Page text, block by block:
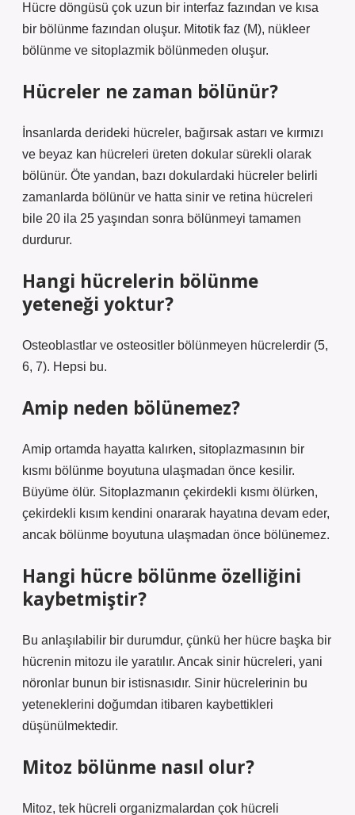
Hücre döngüsü çok uzun bir interfaz fazından ve kısa
bir bölünme fazından oluşur. Mitotik faz (M), nükleer
bölünme ve sitoplazmik bölünmeden oluşur.
Hücreler ne zaman bölünür?
İnsanlarda derideki hücreler, bağırsak astarı ve kırmızı
ve beyaz kan hücreleri üreten dokular sürekli olarak
bölünür. Öte yandan, bazı dokulardaki hücreler belirli
zamanlarda bölünür ve hatta sinir ve retina hücreleri
bile 20 ila 25 yaşından sonra bölünmeyi tamamen
durdurur.
Hangi hücrelerin bölünme
yeteneği yoktur?
Osteoblastlar ve osteositler bölünmeyen hücrelerdir (5,
6, 7). Hepsi bu.
Amip neden bölünemez?
Amip ortamda hayatta kalırken, sitoplazmasının bir
kısmı bölünme boyutuna ulaşmadan önce kesilir.
Büyüme ölür. Sitoplazmanın çekirdekli kısmı ölürken,
çekirdekli kısım kendini onararak hayatına devam eder,
ancak bölünme boyutuna ulaşmadan önce bölünemez.
Hangi hücre bölünme özelliğini
kaybetmiştir?
Bu anlaşılabilir bir durumdur, çünkü her hücre başka bir
hücrenin mitozu ile yaratılır. Ancak sinir hücreleri, yani
nöronlar bunun bir istisnasıdır. Sinir hücrelerinin bu
yeteneklerini doğumdan itibaren kaybettikleri
düşünülmektedir.
Mitoz bölünme nasıl olur?
Mitoz, tek hücreli organizmalardan çok hücreli